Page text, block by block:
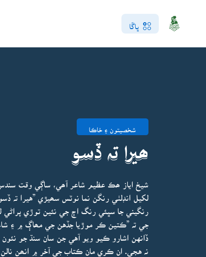
ڀاڱا
شخصيتون ۽ خاڪا
ھيرا تہ ڏسو
شيخ اياز ھڪ عظيم شاعر آھي، ساڳي وقت
لکيل انڊلٺي رنگن نما نوٽس سھيڙي ”هيرا تہ
رنگيني جا سڀئي رنگ اڄ جي نئين توڙي پراڻي
جي تہ ”ڪتين ڪر موڙيا جڏهن جي مھاڳ ۾ ۽
ڏانهن اشارو ڪيو ويو آهي جن سان سنڌ جو
نہ هجي. ان ڪري مان ڪتاب جي آخر ۾ انھن نالن